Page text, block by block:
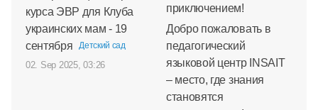
курса ЭВР для Клуба
украинских мам - 19
сентября
Детский сад
02. Sep 2025, 03:26
Добро пожаловать в
педагогический
языковой центр INSAIT
– место, где знания
становятся